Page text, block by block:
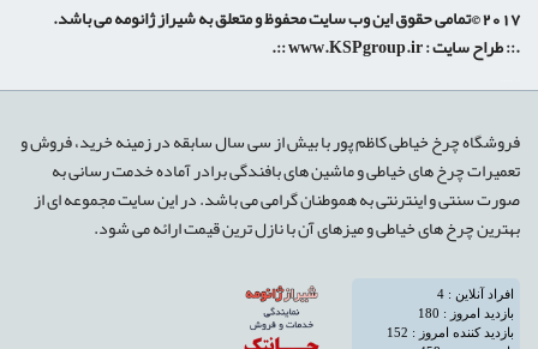
2017 ©تمامی حقوق این وب سایت محفوظ و متعلق به شیراز ژانومه می باشد.
.:: طراح سایت :www.KSPgroup.ir
::.
فروشگاه چرخ خیاطی کاظم پور با بیش از سی سال سابقه در زمینه خرید، فروش و
تعمیرات چرخ های خیاطی و ماشین های بافندگی برادر آماده خدمت رسانی به
صورت سنتی و اینترنتی به هموطنان گرامی می باشد. در این سایت مجموعه ای از
بهترین چرخ های خیاطی و میزهای آن با نازل ترین قیمت ارائه می شود.